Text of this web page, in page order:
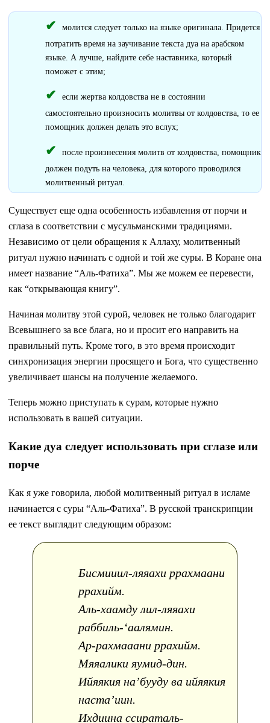
молится следует только на языке оригинала. Придется
потратить время на заучивание текста дуа на арабском
языке. А лучше, найдите себе наставника, который
поможет с этим;
если жертва колдовства не в состоянии
самостоятельно произносить молитвы от колдовства, то ее
помощник должен делать это вслух;
после произнесения молитв от колдовства, помощник
должен подуть на человека, для которого проводился
молитвенный ритуал.
Существует еще одна особенность избавления от порчи и
сглаза в соответствии с мусульманскими традициями.
Независимо от цели обращения к Аллаху, молитвенный
ритуал нужно начинать с одной и той же суры. В Коране она
имеет название “Аль-Фатиха”. Мы же можем ее перевести,
как “открывающая книгу”.
Начиная молитву этой сурой, человек не только благодарит
Всевышнего за все блага, но и просит его направить на
правильный путь. Кроме того, в это время происходит
синхронизация энергии просящего и Бога, что существенно
увеличивает шансы на получение желаемого.
Теперь можно приступать к сурам, которые нужно
использовать в вашей ситуации.
Какие дуа следует использовать при сглазе или
порче
Как я уже говорила, любой молитвенный ритуал в исламе
начинается с суры “Аль-Фатиха”. В русской транскрипции
ее текст выглядит следующим образом:
Бисмииил-ляяахи ррахмаани
ррахийм.
Аль-хаамду лил-ляяахи
раббиль-‘аалямин.
Ар-рахмааани ррахийм.
Мяяалики яумид-дин.
Ийяякия на’бууду ва ийяякия
наста’иин.
Ихдиина ссираталь-